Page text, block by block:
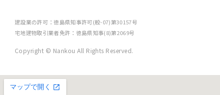
建設業の許可：徳島県知事許可(般-07)第30157号
宅地建物取引業者免許：徳島県知事(8)第2069号
Copyright © Nankou All Rights Reserved.